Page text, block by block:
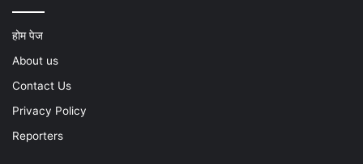
होम पेज
About us
Contact Us
Privacy Policy
Reporters